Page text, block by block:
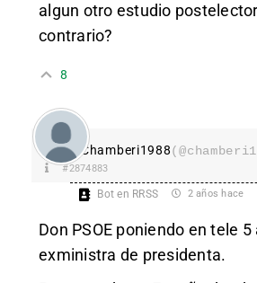
algun otro estudio
contrario?
8
Chamberi1988
#2874883
Bot en RRSS 2 años hace
Don PSOE poniendo en tele 5
exministra de presidenta.